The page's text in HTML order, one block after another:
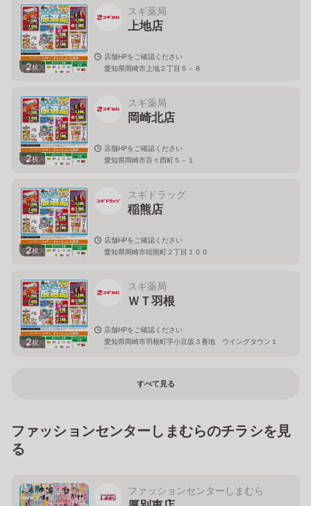
2枚
スギ薬局
上地店
店舗HPをご確認ください
愛知県岡崎市上地２丁目５－８
2枚
スギ薬局
岡崎北店
店舗HPをご確認ください
愛知県岡崎市百々西町５－１
2枚
スギドラッグ
稲熊店
店舗HPをご確認ください
愛知県岡崎市稲熊町２丁目１００
2枚
スギ薬局
ＷＴ羽根
店舗HPをご確認ください
愛知県岡崎市羽根町字小豆坂３番地 ウイングタウン１
階
すべて見る
ファッションセンターしまむらのチラシを見
る
ファッションセンターしまむら